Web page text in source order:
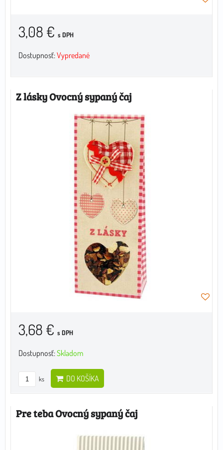
3,08 € s DPH
Dostupnosť:Vypredané
Z lásky Ovocný sypaný čaj
3,68 € s DPH
Dostupnosť:Skladom
ks DO KOŠÍKA
Pre teba Ovocný sypaný čaj